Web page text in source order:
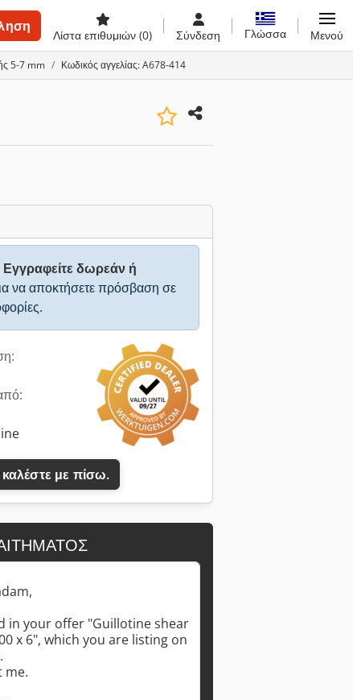
Λίστα επιθυμιών (0) Σύνδεση Γλώσσα Μενού
5-7 mm Κωδικός αγγελίας: A678-414
Εγγραφείτε δωρεάν ή
να αποκτήσετε πρόσβαση σε
με πίσω.